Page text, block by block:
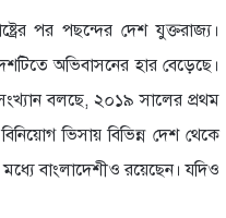
পর পছন্দের দেশ যুক্তরাজ্য।
অভিবাসনের হার বেড়েছে।
বলছে, ২০১৯ সালের প্রথম
ভিসায় বিভিন্ন দেশ থেকে
বাংলাদেশীও রয়েছেন। যদিও